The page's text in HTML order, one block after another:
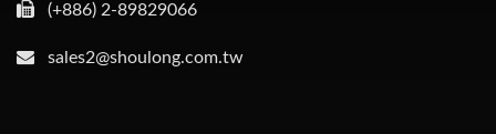
(+886) 2-89829066
sales2@shoulong.com.tw